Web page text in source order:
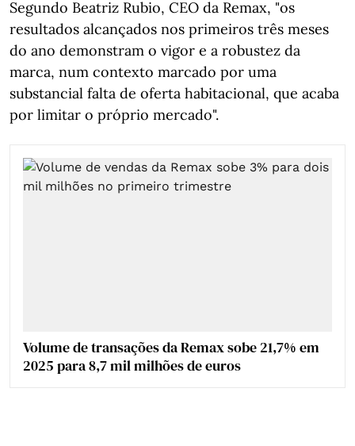
Segundo Beatriz Rubio, CEO da Remax, "os
resultados alcançados nos primeiros três meses
do ano demonstram o vigor e a robustez da
marca, num contexto marcado por uma
substancial falta de oferta habitacional, que acaba
por limitar o próprio mercado".
Volume de transações da Remax sobe 21,7% em
2025 para 8,7 mil milhões de euros